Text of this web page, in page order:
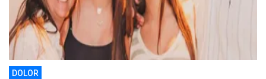
DOLOR